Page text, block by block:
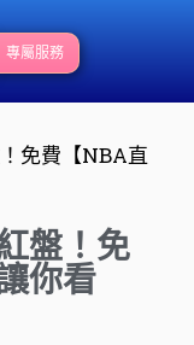
專屬服務
免費【NBA直
盤！免
你看